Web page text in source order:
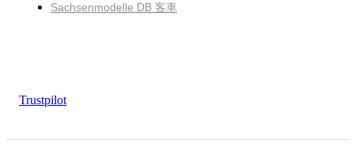
Sachsenmodelle DB 客車
Trustpilot